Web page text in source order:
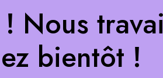
Nous
bientôt !